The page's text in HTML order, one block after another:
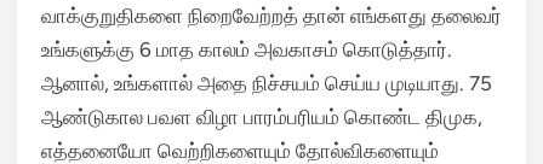
வாக்குறுதிகளை நிறைவேற்றத் தான் எங்களது தலைவர்
உங்களுக்கு 6 மாத காலம் அவகாசம் கொடுத்தார்.
ஆனால், உங்களால் அதை நிச்சயம் செய்ய முடியாது. 75
ஆண்டுகால பவள விழா பாரம்பரியம் கொண்ட திமுக,
எத்தனையோ வெற்றிகளையும் தோல்விகளையும்